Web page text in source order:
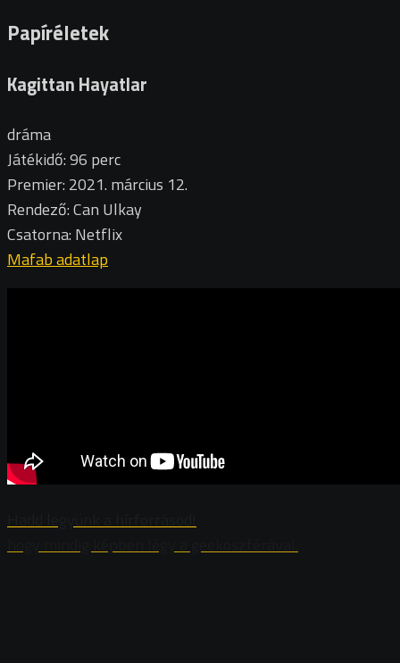
Papíréletek
Kagittan Hayatlar
dráma
Játékidő: 96 perc
Premier: 2021. március 12.
Rendező: Can Ulkay
Csatorna: Netflix
Mafab adatlap